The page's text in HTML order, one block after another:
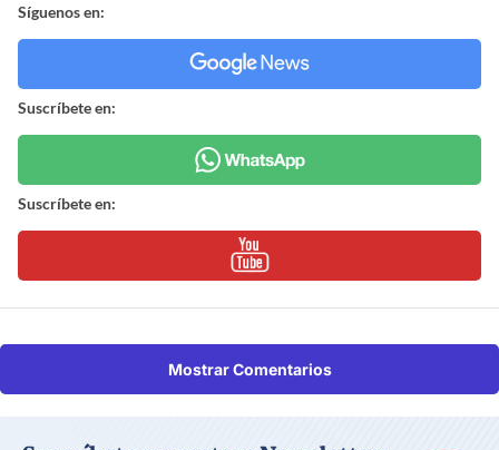
Síguenos en:
Suscríbete en:
Suscríbete en:
Mostrar Comentarios